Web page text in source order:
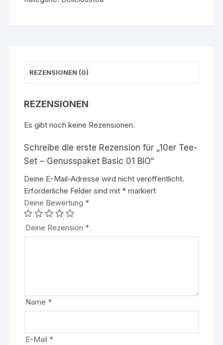
REZENSIONEN (0)
REZENSIONEN
Es gibt noch keine Rezensionen.
Schreibe die erste Rezension für „10er Tee-
Set – Genusspaket Basic 01 BIO“
Deine E-Mail-Adresse wird nicht veröffentlicht.
Erforderliche Felder sind mit * markiert
Deine Bewertung *
Deine Rezension *
Name *
E-Mail *